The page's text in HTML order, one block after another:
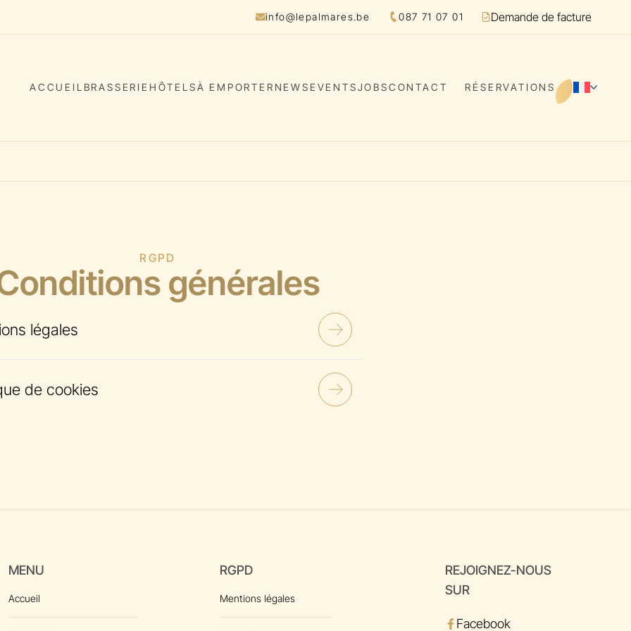
info@lepalmares.be 087 71 07 01
Facture
Demande de facture
ACCUEIL BRASSERIE HÔTELSÀ EMPORTER NEWS EVENTSJOBSCONTACT RÉSERVATIONS FR
RGPD
générales
pagelégales
pagede cookies
MENU
Accueil
RGPD
Mentions légales
REJOIGNEZ-NOUS
SUR
Facebook